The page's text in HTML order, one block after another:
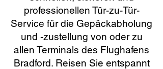
professionellen Tür-zu-Tür-
Service für die Gepäckabholung
und -zustellung von oder zu
allen Terminals des Flughafens
Bradford. Reisen Sie entspannt